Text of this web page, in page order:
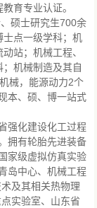
育专业认证。
硕士研究生700余
士点一级学科；机
站；机械工程、
机械制造及其自
械，能源动力2个
本、硕、博一站式
强化建设化工过程
拥有轮胎先进装备
家级虚拟仿真实验
岛中心、机械工程
及其相关热物理
实验室、山东省